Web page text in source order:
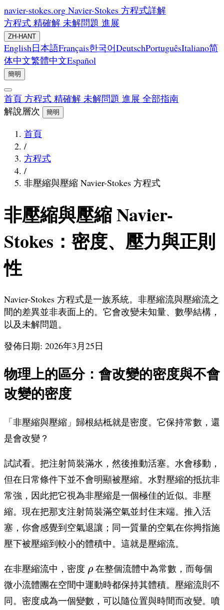
navier-stokes.org Navier-Stokes 方程式詳解
方程式 精確解 未解問題 進展
ZH-HANT
English日本語Français한국어DeutschPortuguêsItaliano简
体中文繁體中文Español
簡明
首頁 方程式 精確解 未解問題 進展 全部指南
解說層次
簡明
首頁
/
方程式
/
非壓縮與壓縮 Navier-Stokes 方程式
非壓縮與壓縮 Navier-
Stokes：密度、壓力與正則
性
Navier-Stokes 方程式是一族系統。非壓縮流與壓縮流之
間的差異並非表面上的。它會改變未知量、數學結構，
以及未解問題。
發佈日期: 2026年3月25日
物理上的區分：會改變的密度與不會
改變的密度
「非壓縮與壓縮」歸根結柢就是密度。它保持常數，還
是會改變？
試試看。把注射筒裝滿水，然後推動活塞。水會移動，
但在日常條件下並不會明顯被壓縮。水對壓縮的抵抗非
常強，因此把它視為非壓縮是一個極佳的近似。非壓
縮。現在把那支注射筒裝滿空氣並封住末端。推入活
塞，你會感覺到空氣退讓；同一質量的空氣在你拇指施
壓下被壓縮到較小的體積中。這就是壓縮流。
在非壓縮流中，密度 \rho
ρ在整個流體中為常數，而每個
微小流體團在空間中運動時都保持其體積。壓縮流則不
同。密度成為一個變數，可以隨位置與時間而改變。噴